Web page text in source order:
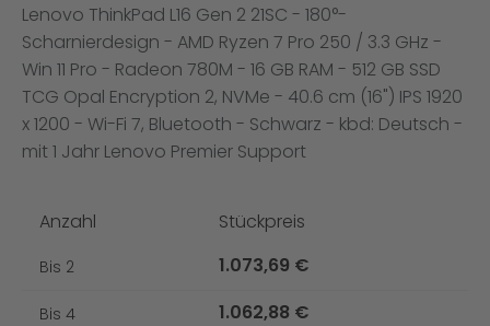
Lenovo ThinkPad L16 Gen 2 21SC - 180°-
Scharnierdesign - AMD Ryzen 7 Pro 250 / 3.3 GHz -
Win 11 Pro - Radeon 780M - 16 GB RAM - 512 GB SSD
TCG Opal Encryption 2, NVMe - 40.6 cm (16") IPS 1920
x 1200 - Wi-Fi 7, Bluetooth - Schwarz - kbd: Deutsch -
mit 1 Jahr Lenovo Premier Support
Anzahl Stückpreis
Bis 2 1.073,69 €
Bis 4 1.062,88 €